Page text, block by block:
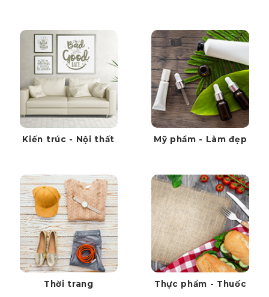
Kiến trúc - Nội thất Mỹ phẩm - Làm đẹp
Thời trang Thực phẩm - Thuốc